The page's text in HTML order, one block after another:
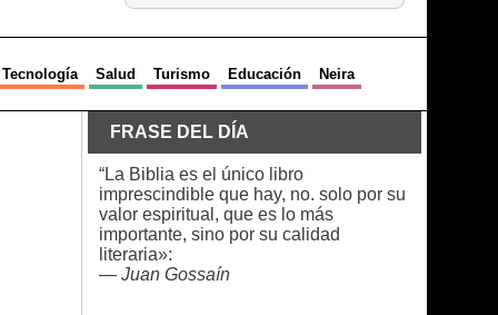
Tecnología Salud Turismo Educación Neira
FRASE DEL DÍA
“La Biblia es el único libro
imprescindible que hay, no. solo por su
valor espiritual, que es lo más
importante, sino por su calidad
literaria»:
— Juan Gossaín